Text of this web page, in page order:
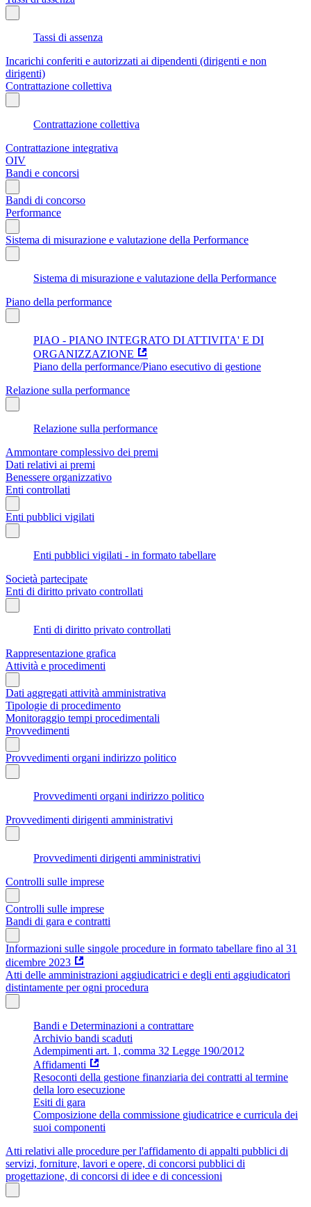
Tassi di assenza
Incarichi conferiti e autorizzati ai dipendenti (dirigenti e non
dirigenti)
Contrattazione collettiva
Contrattazione collettiva
Contrattazione integrativa
OIV
Bandi e concorsi
Bandi di concorso
Performance
Sistema di misurazione e valutazione della Performance
Sistema di misurazione e valutazione della Performance
Piano della performance
PIAO - PIANO INTEGRATO DI ATTIVITA' E DI
ORGANIZZAZIONE
Piano della performance/Piano esecutivo di gestione
Relazione sulla performance
Relazione sulla performance
Ammontare complessivo dei premi
Dati relativi ai premi
Benessere organizzativo
Enti controllati
Enti pubblici vigilati
Enti pubblici vigilati - in formato tabellare
Società partecipate
Enti di diritto privato controllati
Enti di diritto privato controllati
Rappresentazione grafica
Attività e procedimenti
Dati aggregati attività amministrativa
Tipologie di procedimento
Monitoraggio tempi procedimentali
Provvedimenti
Provvedimenti organi indirizzo politico
Provvedimenti organi indirizzo politico
Provvedimenti dirigenti amministrativi
Provvedimenti dirigenti amministrativi
Controlli sulle imprese
Controlli sulle imprese
Bandi di gara e contratti
Informazioni sulle singole procedure in formato tabellare fino al 31
dicembre 2023
Atti delle amministrazioni aggiudicatrici e degli enti aggiudicatori
distintamente per ogni procedura
Bandi e Determinazioni a contrattare
Archivio bandi scaduti
Adempimenti art. 1, comma 32 Legge 190/2012
Affidamenti
Resoconti della gestione finanziaria dei contratti al termine
della loro esecuzione
Esiti di gara
Composizione della commissione giudicatrice e curricula dei
suoi componenti
Atti relativi alle procedure per l'affidamento di appalti pubblici di
servizi, forniture, lavori e opere, di concorsi pubblici di
progettazione, di concorsi di idee e di concessioni